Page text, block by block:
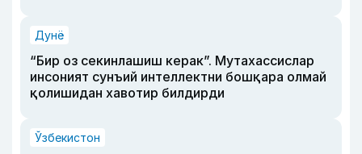
Дунё
“Бир оз секинлашиш керак”. Мутахассислар
инсоният сунъий интеллектни бошқара олмай
қолишидан хавотир билдирди
Ўзбекистон